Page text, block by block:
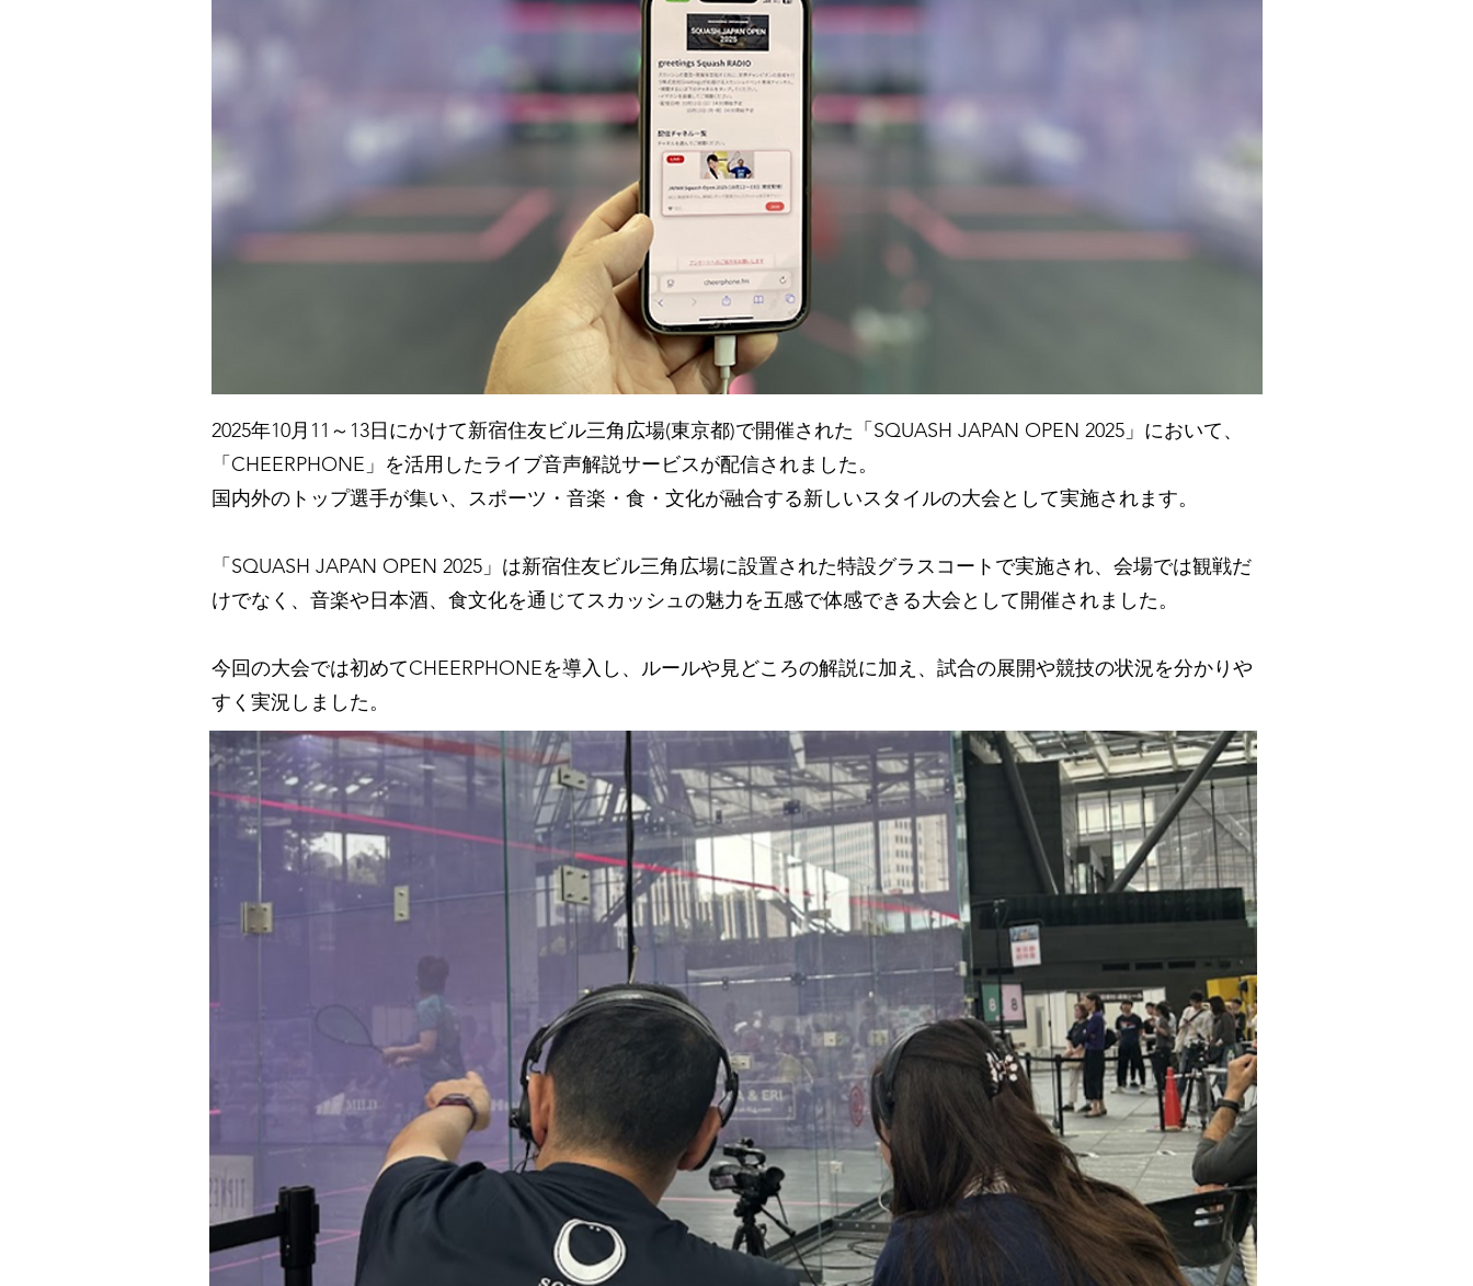
2025年10月11～13日にかけて新宿住友ビル三角広場(東京都)で開催された「SQUASH JAPAN OPEN 2025」において、
「CHEERPHONE」を活用したライブ音声解説サービスが配信されました。
国内外のトップ選手が集い、スポーツ・音楽・食・文化が融合する新しいスタイルの大会として実施されます。
「SQUASH JAPAN OPEN 2025」は新宿住友ビル三角広場に設置された特設グラスコートで実施され、会場では観戦だ
けでなく、音楽や日本酒、食文化を通じてスカッシュの魅力を五感で体感できる大会として開催されました。
今回の大会では初めてCHEERPHONEを導入し、ルールや見どころの解説に加え、試合の展開や競技の状況を分かりや
すく実況しました。